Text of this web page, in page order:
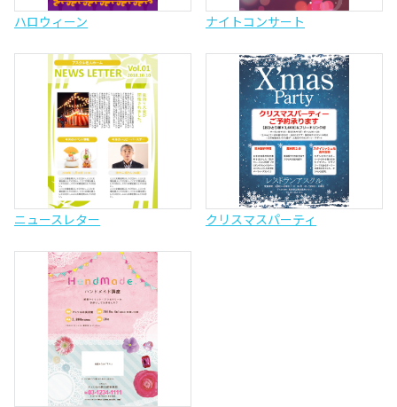
ハロウィーン ナイトコンサート
ニュースレター クリスマスパーティ